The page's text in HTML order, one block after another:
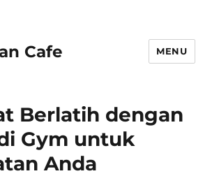
Cafe MENU
Berlatih dengan
Gym untuk
Anda